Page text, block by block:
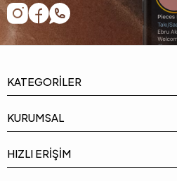
KATEGORİLER
KURUMSAL
HIZLI ERİŞİM